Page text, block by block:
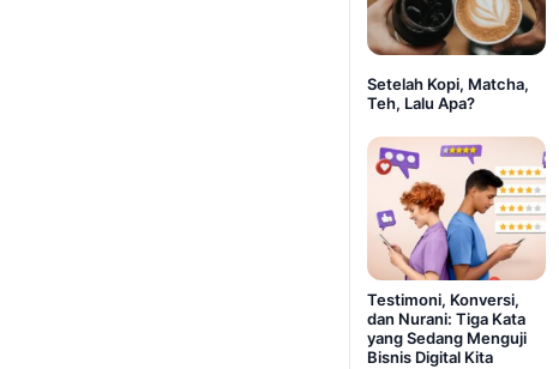
Setelah Kopi, Matcha,
Teh, Lalu Apa?
Testimoni, Konversi,
dan Nurani: Tiga Kata
yang Sedang Menguji
Bisnis Digital Kita